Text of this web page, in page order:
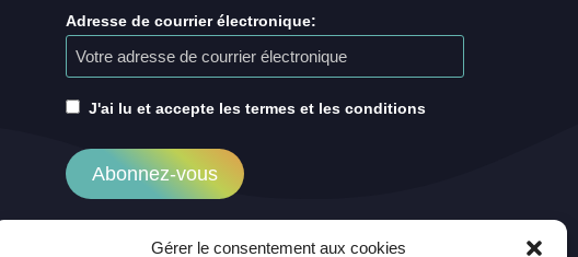
Gérer le consentement aux cookies
Adresse de courrier électronique:
J'ai lu et accepte les termes et les conditions